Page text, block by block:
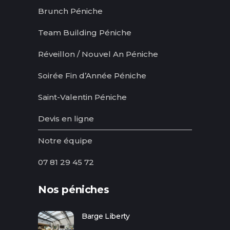
Brunch Péniche
Team Building Péniche
Réveillon / Nouvel An Péniche
Soirée Fin d’Année Péniche
Saint-Valentin Péniche
Devis en ligne
Notre équipe
07 81 29 45 72
Nos péniches
Barge Liberty